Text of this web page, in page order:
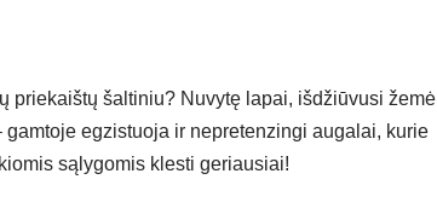
priekaištų šaltiniu? Nuvytę lapai, išdžiūvusi žemė
egzistuoja ir nepretenzingi augalai, kurie
sąlygomis klesti geriausiai!